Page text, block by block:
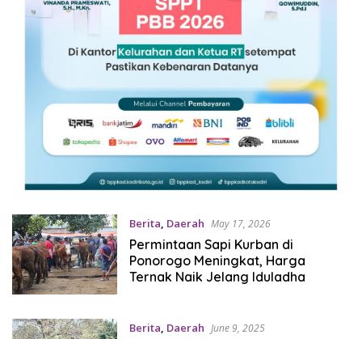
Berita, Daerah May 17, 2026
Permintaan Sapi Kurban di
Ponorogo Meningkat, Harga
Ternak Naik Jelang Iduladha
Berita, Daerah June 9, 2025